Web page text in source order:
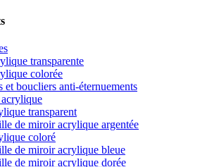
transparente
colorée
et boucliers anti-éternuements
transparent
de miroir acrylique argentée
coloré
de miroir acrylique bleue
de miroir acrylique dorée